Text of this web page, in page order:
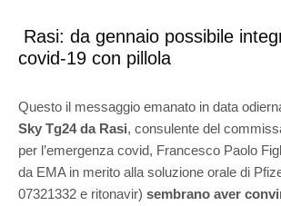
Rasi: da gennaio possibile
covid-19 con pillola
Questo il messaggio emanato in data
Sky Tg24 da Rasi, consulente del
per l’emergenza covid, Francesco Paolo
da EMA in merito alla soluzione orale di
07321332 e ritonavir) sembrano aver